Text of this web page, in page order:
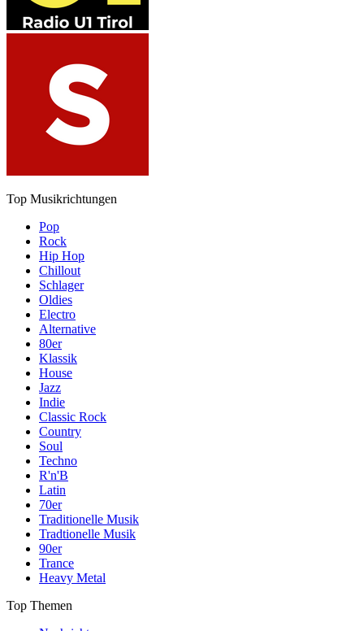
Top Musikrichtungen
Pop
Rock
Hip Hop
Chillout
Schlager
Oldies
Electro
Alternative
80er
Klassik
House
Jazz
Indie
Classic Rock
Country
Soul
Techno
R'n'B
Latin
70er
Traditionelle Musik
Tradtionelle Musik
90er
Trance
Heavy Metal
Top Themen